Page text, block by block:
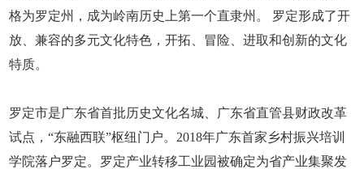
格为罗定州，成为岭南历史上第一个直隶州。 罗定形成了开
放、兼容的多元文化特色，开拓、冒险、进取和创新的文化
特质。
罗定市是广东省首批历史文化名城、广东省直管县财政改革
试点，“东融西联”枢纽门户。2018年广东首家乡村振兴培训
学院落户罗定。罗定产业转移工业园被确定为省产业集聚发